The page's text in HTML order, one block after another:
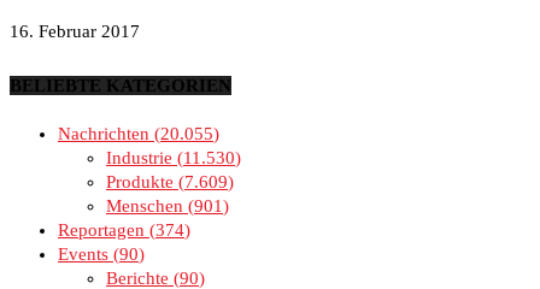
16. Februar 2017
BELIEBTE KATEGORIEN
Nachrichten
20.055
Industrie
11.530
Produkte
7.609
Menschen
901
Reportagen
374
Events 90
Berichte
90